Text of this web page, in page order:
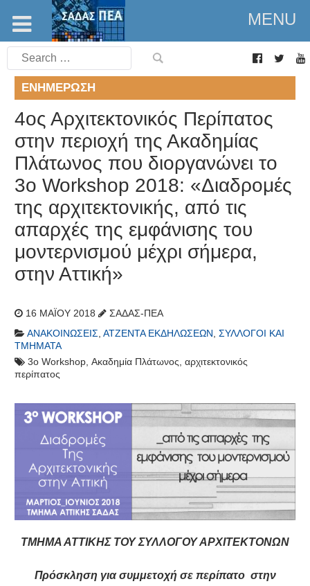
MENU
Search
for:
ΕΝΗΜΈΡΩΣΗ
4ος Αρχιτεκτονικός Περίπατος
στην περιοχή της Ακαδημίας
Πλάτωνος που διοργανώνει το
3o Workshop 2018: «Διαδρομές
της αρχιτεκτονικής, από τις
απαρχές της εμφάνισης του
μοντερνισμού μέχρι σήμερα,
στην Αττική»
16 ΜΑΪ́ΟΥ 2018
ΣΑΔΑΣ-ΠΕΑ
ΑΝΑΚΟΙΝΏΣΕΙΣ, ΑΤΖΈΝΤΑ ΕΚΔΗΛΏΣΕΩΝ , ΣΎΛΛΟΓΟΙ ΚΑΙ
ΤΜΉΜΑΤΑ
3o Workshop, Ακαδημία Πλάτωνος, αρχιτεκτονικός
περίπατος
ΤΜΗΜΑ ΑΤΤΙΚΗΣ ΤΟΥ ΣΥΛΛΟΓΟΥ ΑΡΧΙΤΕΚΤΟΝΩΝ
Πρόσκληση για συμμετοχή σε περίπατο στην